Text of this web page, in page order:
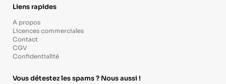
Liens rapides
A propos
Licences commerciales
Contact
CGV
Confidentialité
Vous détestez les spams ? Nous aussi !